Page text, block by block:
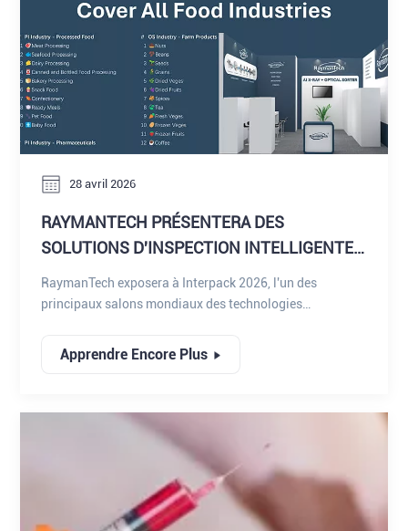
par vision et de plateformes intégrées de contrôle
qualité.
28 avril 2026
RAYMANTECH PRÉSENTERA DES
SOLUTIONS D'INSPECTION INTELLIGENTES
À INTERPACK 2026
RaymanTech exposera à Interpack 2026, l'un des
principaux salons mondiaux des technologies
réunira les leaders mondiaux de l'industrie pour explorer
l'avenir de la fabrication intelligente et de l'assurance
Apprendre Encore Plus